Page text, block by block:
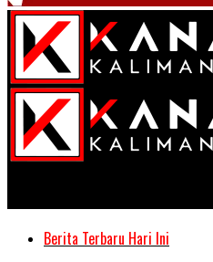
Berita Terbaru Hari Ini